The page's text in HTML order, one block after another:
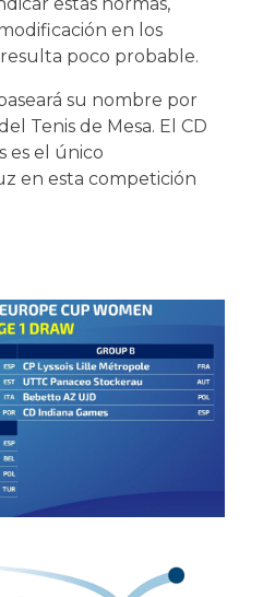
estas normas,
en los
resulta poco probable.
su nombre por
Tenis de Mesa. El CD
es el único
en esta competición